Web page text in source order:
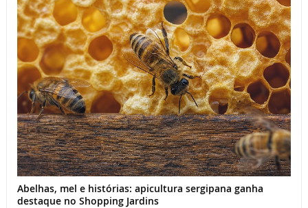
Abelhas, mel e histórias: apicultura sergipana ganha
destaque no Shopping Jardins